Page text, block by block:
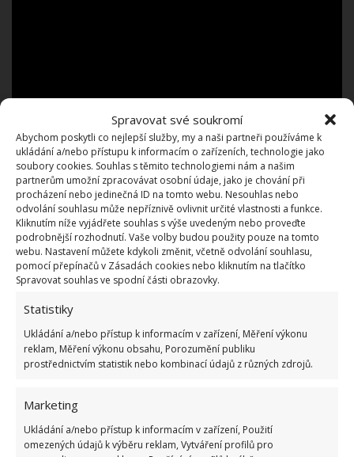
Spravovat své soukromí
Abychom poskytli co nejlepší služby, my a naši partneři používáme k
ukládání a/nebo přístupu k informacím o zařízeních, technologie jako
soubory cookies. Souhlas s těmito technologiemi nám a našim
partnerům umožní zpracovávat osobní údaje, jako je chování při
procházení nebo jedinečná ID na tomto webu. Nesouhlas nebo
odvolání souhlasu může nepříznivě ovlivnit určité vlastnosti a funkce.
Kliknutím níže vyjádřete souhlas s výše uvedeným nebo proveďte
podrobnější rozhodnutí. Vaše volby budou použity pouze na tomto
webu. Nastavení můžete kdykoli změnit, včetně odvolání souhlasu,
pomocí přepínačů v Zásadách cookies nebo kliknutím na tlačítko
Spravovat souhlas ve spodní části obrazovky.
Statistiky
Ukládání a/nebo přístup k informacím v zařízení, Měření výkonu
reklam, Měření výkonu obsahu, Porozumění publiku
prostřednictvím statistik nebo kombinací údajů z různých zdrojů.
Marketing
Ukládání a/nebo přístup k informacím v zařízení, Použití
omezených údajů k výběru reklam, Vytváření profilů pro
Ethan dokázal proměnit svůj mobilní dům i ve
společenský prostor, kde se svými kamarády pořádá
palačinkové svačiny nebo jim nabízí bezplatné
ostříhání. Velký dům zaživot v dodávcevyměnila i
odvážná důchodkyně. Také o ní jsme na
BydlímeÚtulně psali.